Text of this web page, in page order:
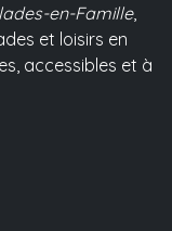
en-Famille,
et loisirs en
accessibles et à